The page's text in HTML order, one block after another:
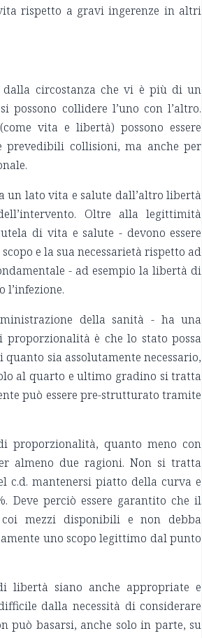
rispetto a gravi ingerenze in altri
circostanza che vi è più di un
collidere l’uno con l’altro.
vita e libertà) possono essere
prevedibili collisioni, ma anche per
lato vita e salute dall’altro libertà
Oltre alla legittimità
di vita e salute - devono essere
e la sua necessarietà rispetto ad
- ad esempio la libertà di
l’infezione.
della sanità - ha una
è che lo stato possa
sia assolutamente necessario,
al quarto e ultimo gradino si tratta
può essere pre-strutturato tramite
proporzionalità, quanto meno con
almeno due ragioni. Non si tratta
c.d. mantenersi piatto della curva e
Deve perciò essere garantito che il
mezzi disponibili e non debba
uno scopo legittimo dal punto
libertà siano anche appropriate e
dalla necessità di considerare
può basarsi, anche solo in parte, su